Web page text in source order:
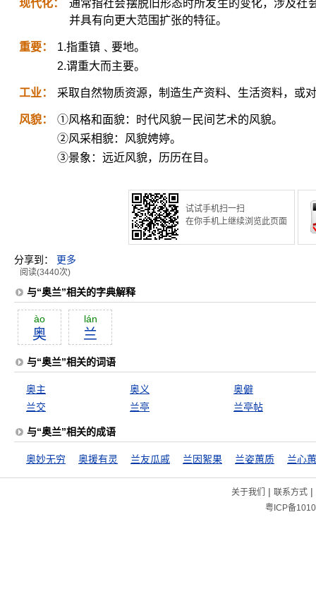
现代化：
通常指社会摆脱旧形态时所发生的变化，涉及社
并具有向更大范围扩张的特征。
重要：
1.指重镇﹑要地。
2.谓重大而主要。
工业： 采取自然物质资源，制造生产资料、生活资料，或
风貌：
①风格和面貌：时代风貌ㄧ民间艺术的风貌。
②风采相貌：风貌娉婷。
③景象：远近风貌，历历在目。
试试手机扫一扫
在你手机上继续浏览此页面
分享到： 更多
阅读(3440次)
与“奥兰”相关的字典解释
ào
奥
lán
兰
与“奥兰”相关的词语
奥主 奥义
奥僻
兰交
兰亭 兰亭帖
与“奥兰”相关的成语
奥妙无穷 奥援有灵 兰友瓜戚 兰因絮果 兰姿蕙质 兰心
关于我们 | 联系方式|
粤ICP备